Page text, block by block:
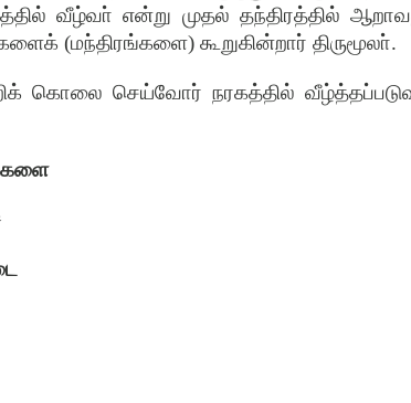
வீழ்வா் என்று முதல் தந்திரத்தில்
(மந்திரங்களை) கூறுகின்றார் திருமூலா்.
கொலை செய்வோர் நரகத்தில்